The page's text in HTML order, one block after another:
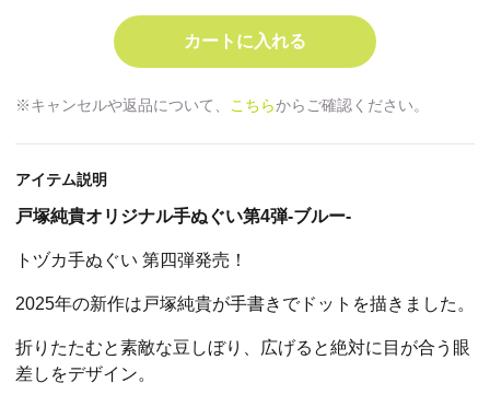
※キャンセルや返品について、 こちらからご確認ください。
アイテム説明
戸塚純貴オリジナル手ぬぐい第4弾-ブルー-
トヅカ手ぬぐい 第四弾発売！
2025年の新作は戸塚純貴が手書きでドットを描きました。
折りたたむと素敵な豆しぼり、広げると絶対に目が合う眼
差しをデザイン。